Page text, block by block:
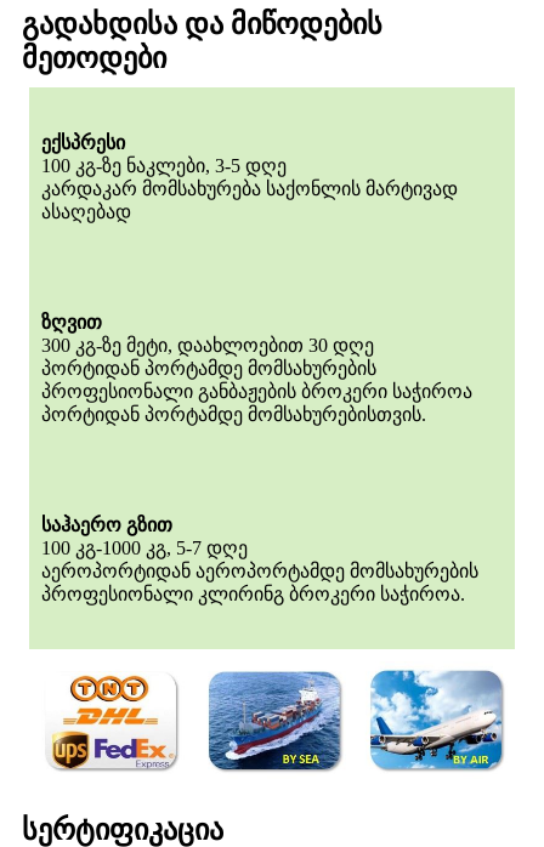
გადახდისა და მიწოდების
მეთოდები
ექსპრესი
100 კგ-ზე ნაკლები, 3-5 დღე
კარდაკარ მომსახურება საქონლის მარტივად
ასაღებად
ზღვით
300 კგ-ზე მეტი, დაახლოებით 30 დღე
პორტიდან პორტამდე მომსახურების
პროფესიონალი განბაჟების ბროკერი საჭიროა
პორტიდან პორტამდე მომსახურებისთვის.
საჰაერო გზით
100 კგ-1000 კგ, 5-7 დღე
აეროპორტიდან აეროპორტამდე მომსახურების
პროფესიონალი კლირინგ ბროკერი საჭიროა.
სერტიფიკაცია